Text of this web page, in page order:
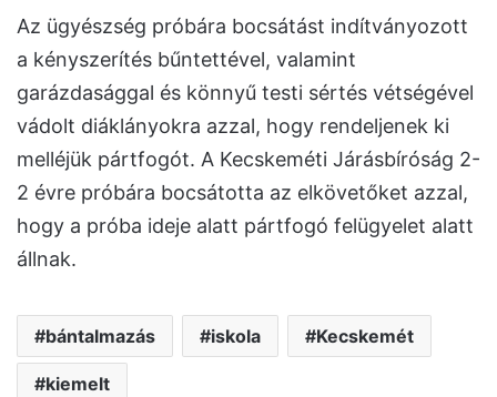
Az ügyészség próbára bocsátást indítványozott
a kényszerítés bűntettével, valamint
garázdasággal és könnyű testi sértés vétségével
vádolt diáklányokra azzal, hogy rendeljenek ki
melléjük pártfogót. A Kecskeméti Járásbíróság 2-
2 évre próbára bocsátotta az elkövetőket azzal,
hogy a próba ideje alatt pártfogó felügyelet alatt
állnak.
bántalmazás iskola Kecskemét
kiemelt